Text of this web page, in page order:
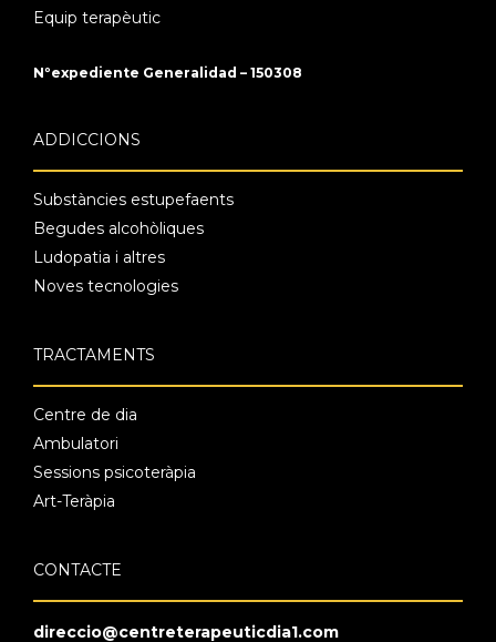
Equip terapèutic
Nºexpediente Generalidad – 150308
ADDICCIONS
Substàncies estupefaents
Begudes alcohòliques
Ludopatia i altres
Noves tecnologies
TRACTAMENTS
Centre de dia
Ambulatori
Sessions psicoteràpia
Art-Teràpia
CONTACTE
direccio@centreterapeuticdia1.com